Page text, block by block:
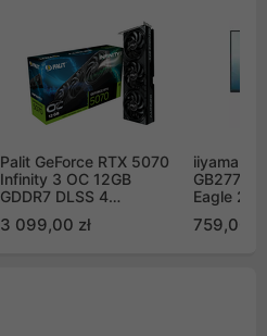
Palit GeForce RTX 5070
Infinity 3 OC 12GB
GDDR7 DLSS 4
GB2050S)
3 099,00 zł
iiyama G-
Eagle 27"
759,00 zł